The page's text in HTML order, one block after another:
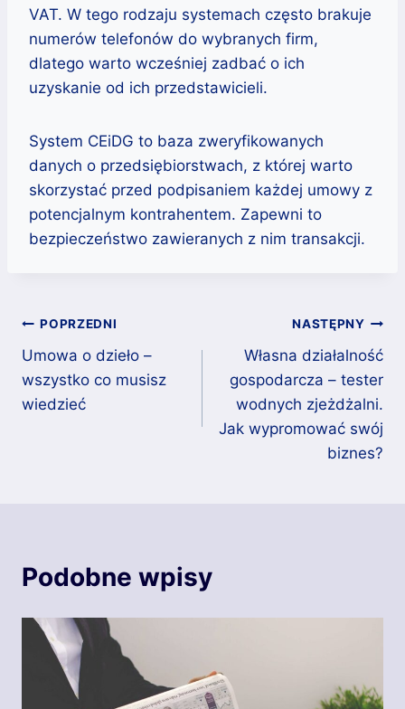
VAT. W tego rodzaju systemach często brakuje
numerów telefonów do wybranych firm,
dlatego warto wcześniej zadbać o ich
uzyskanie od ich przedstawicieli.
System CEiDG to baza zweryfikowanych
danych o przedsiębiorstwach, z której warto
skorzystać przed podpisaniem każdej umowy z
potencjalnym kontrahentem. Zapewni to
bezpieczeństwo zawieranych z nim transakcji.
Nawigacja
wpisu
POPRZEDNI
Umowa o dzieło –
wszystko co musisz
wiedzieć
NASTĘPNY
Własna działalność
gospodarcza – tester
wodnych zjeżdżalni.
Jak wypromować swój
biznes?
Podobne wpisy